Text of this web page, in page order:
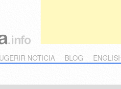
NOTICIA BLOG